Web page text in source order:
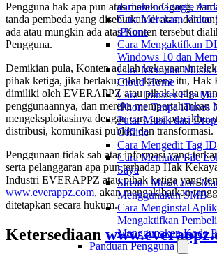
dari akun Google
Cara Merekam
iPhone
Cara Mengaktifkan
Windows 10 dan
Cara Memutar Musik
Cloud Home
Cara Transfer File
iPhone Tanpa
Putar Musik dari
Offline
Cara Mengedit Tag
Cara Memutar File
Saya
Stream Musik dari
Menggunakan SMB
Cara Menginstal
Mengaktifkan
Menggunakan Kode
Panduan Pengguna
Pengguna hak apa pun atas merek dagang,
tanda pembeda yang disebutkan di atas, dan
ada atau mungkin ada atas Konten tersebut
Pengguna.
Demikian pula, Konten adalah kekayaan
pihak ketiga, jika berlaku; oleh karena itu, Hak
dimiliki oleh EVERAPPZ atau pihak ketiga
penggunaannya, dan mereka mempertahankan
mengeksploitasinya dengan cara apa pun,
distribusi, komunikasi publik, dan transformasi.
Penggunaan tidak sah atas informasi yang
serta pelanggaran apa pun terhadap Hak
Industri EVERAPPZ atau pihak ketiga yang
www.everappz.com, akan mengakibatkan
ditetapkan secara hukum.
Ketersediaan